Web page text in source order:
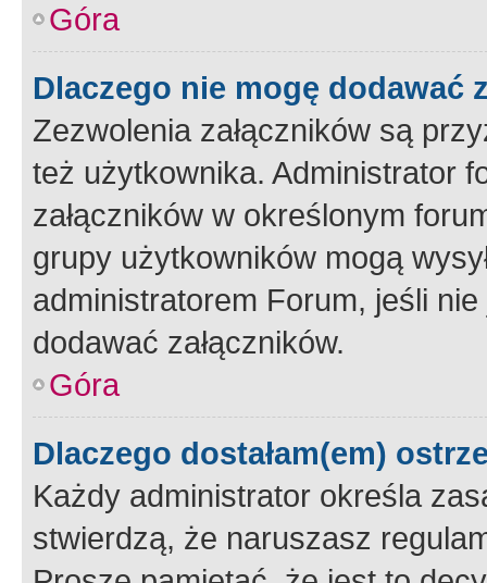
Góra
Dlaczego nie mogę dodawać
Zezwolenia załączników są
też użytkownika. Administrator
załączników w określonym
grupy użytkowników mogą
administratorem Forum, jeśli
dodawać załączników.
Góra
Dlaczego dostałam(em)
Każdy administrator określa
stwierdzą, że naruszasz